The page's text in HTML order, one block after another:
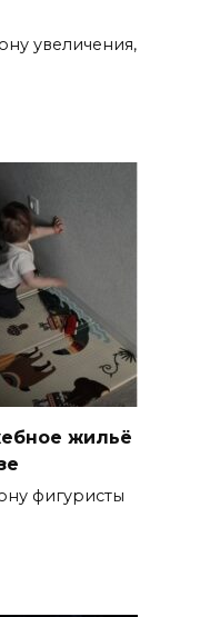
увеличения,
жильё
фигуристы